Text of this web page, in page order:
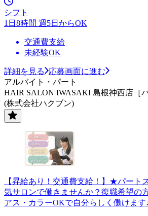
シフト
1日8時間 週5日からOK
交通費支給
未経験OK
詳細を見る
応募画面に進む
アルバイト・パート
HAIR SALON IWASAKI 島根神西店［
(株式会社ハクブン)
【昇給あり！交通費支給！】★パート
気サロンで働きませんか？復職希望の
アス・カラーOKで自分らしく働けます